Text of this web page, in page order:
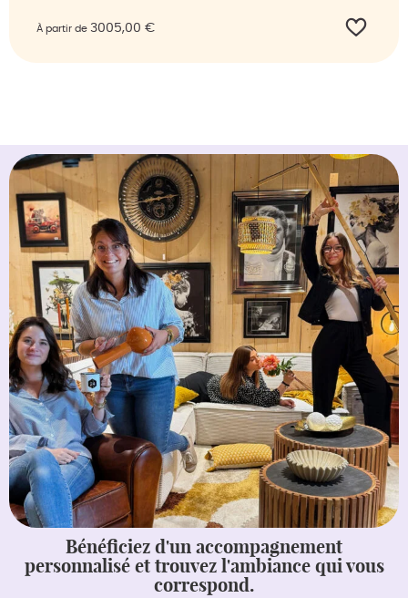
À partir de 3005,00 €
Bénéficiez d'un accompagnement
personnalisé et trouvez l'ambiance qui vous
correspond.